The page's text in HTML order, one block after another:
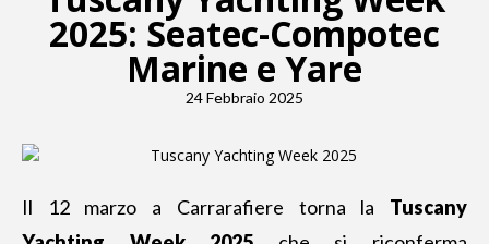
2025: Seatec-Compotec
Marine e Yare
24 Febbraio 2025
Il 12 marzo a Carrarafiere torna la Tuscany